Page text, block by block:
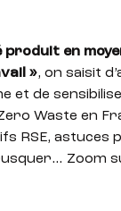
en
», on saisit
et de
Waste en
RSE, astuces
Zoom